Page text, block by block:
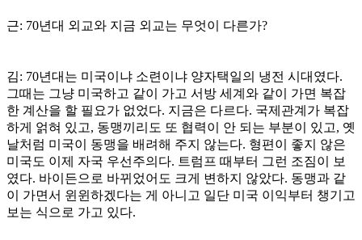
근: 70년대 외교와 지금 외교는 무엇이 다른가?
김: 70년대는 미국이냐 소련이냐 양자택일의 냉전 시대였다.
그때는 그냥 미국하고 같이 가고 서방 세계와 같이 가면 복잡
한 계산을 할 필요가 없었다. 지금은 다르다. 국제관계가 복잡
하게 얽혀 있고, 동맹끼리도 또 협력이 안 되는 부분이 있고, 옛
날처럼 미국이 동맹을 배려해 주지 않는다. 형편이 좋지 않은
미국도 이제 자국 우선주의다. 트럼프 때부터 그런 조짐이 보
였다. 바이든으로 바뀌었어도 크게 변하지 않았다. 동맹과 같
이 가면서 윈윈하겠다는 게 아니고 일단 미국 이익부터 챙기고
보는 식으로 가고 있다.